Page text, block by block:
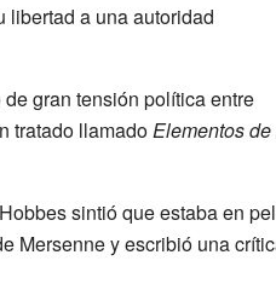
libertad a una autoridad
gran tensión política entre
tratado llamadoElementos
sintió que estaba en
Mersenne y escribió una